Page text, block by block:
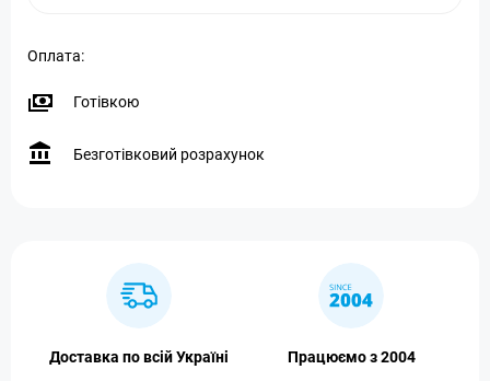
Оплата:
Готівкою
Безготівковий розрахунок
Доставка по всій Україні Працюємо з 2004